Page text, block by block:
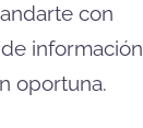
con
información
oportuna.